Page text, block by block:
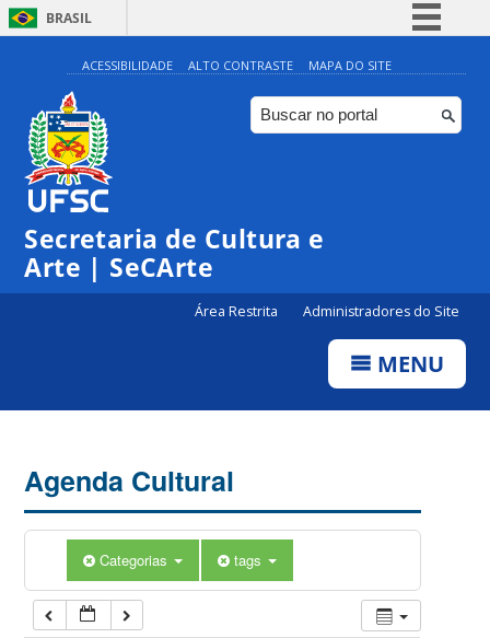
BRASIL
Simplifique!
Comunica BR
Participe
ACESSIBILIDADE ALTO CONTRASTE MAPA DO SITE
Secretaria de Cultura e
Arte | SeCArte
Área Restrita Administradores do Site
MENU
Agenda Cultural
Categorias tags